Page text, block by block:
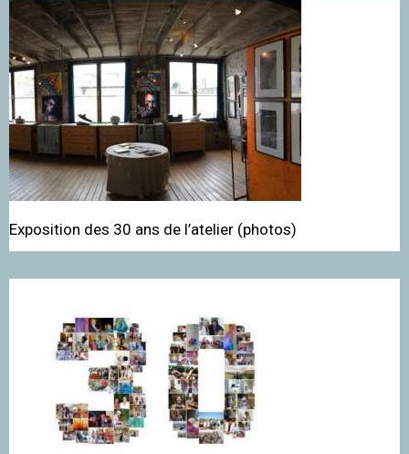
Exposition des 30 ans de l’atelier (photos)